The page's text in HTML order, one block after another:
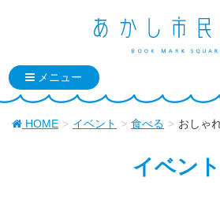
HOME イベント 食べる おしゃ
イベント